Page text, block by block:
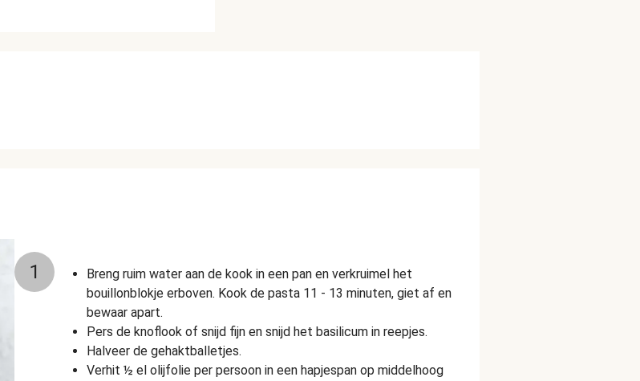
1
Breng ruim water aan de kook in een pan en verkruimel het
bouillonblokje erboven. Kook de pasta 11 - 13 minuten, giet af en
bewaar apart.
Pers de knoflook of snijd fijn en snijd het basilicum in reepjes.
Halveer de gehaktballetjes.
Verhit ½ el olijfolie per persoon in een hapjespan op middelhoog